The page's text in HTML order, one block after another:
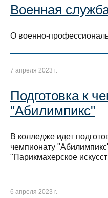
Военная
О военно-
7 апреля 2023 г.
Подготовка к
"Абилимпикс"
В колледже идет
чемпионату
"Парикмахерское
6 апреля 2023 г.